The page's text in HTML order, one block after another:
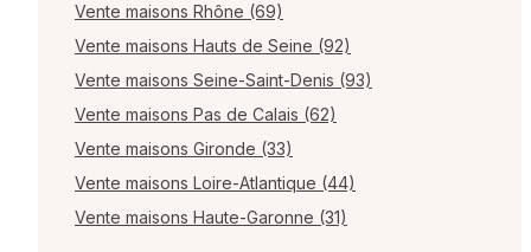
Vente maisons Rhône (69)
Vente maisons Hauts de Seine (92)
Vente maisons Seine-Saint-Denis (93)
Vente maisons Pas de Calais (62)
Vente maisons Gironde (33)
Vente maisons Loire-Atlantique (44)
Vente maisons Haute-Garonne (31)